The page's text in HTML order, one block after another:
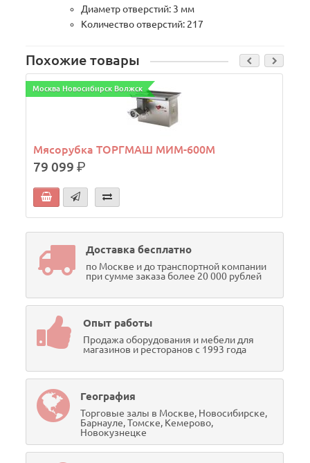
Диаметр отверстий: 3 мм
Количество отверстий: 217
Похожие товары
Москва Новосибирск Волжск
Мясорубка ТОРГМАШ МИМ-600М
79 099р.
Доставка бесплатно
по Москве и до транспортной компании
при сумме заказа более 20 000 рублей
Опыт работы
Продажа оборудования и мебели для
магазинов и ресторанов с 1993 года
География
Торговые залы в Москве, Новосибирске,
Барнауле, Томске, Кемерово,
Новокузнецке